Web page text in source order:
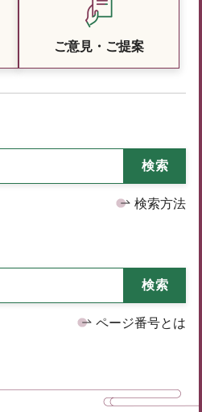
ご意見・ご提案
検索方法
ページ番号とは